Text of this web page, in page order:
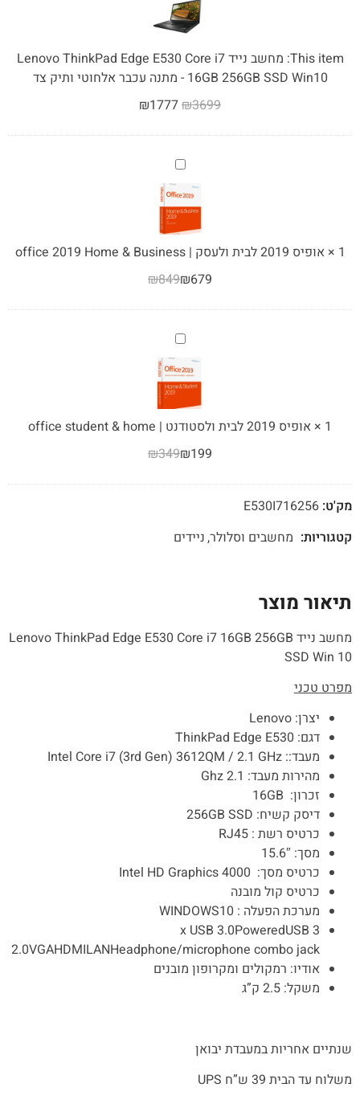
Lenovo
ThinkPad
Edge
E530
Core
i7
SSD
Win10
-
מתנה
אלחוטי
ותיק
This item:
מחשב נייד Lenovo ThinkPad Edge E530 Core i7
16GB 256GB SSD Win10 - מתנה עכבר אלחוטי ותיק צד
₪3699
₪1777
אופיס
2019
לבית
ולעסק
office
2019
Business
1
×אופיס 2019 לבית ולעסק | office 2019 Home & Business
₪679
₪849
אופיס
2019
לבית
ולסטודנט
office
student
1
× אופיס 2019 לבית ולסטודנט | office student & home
₪199
₪349
מק'ט: E530I716256
קטגוריות: מחשבים וסלולר ניידים
תיאור מוצר
מחשב נייד Lenovo ThinkPad Edge E530 Core i7 16GB 256GB
SSD Win 10
מפרט טכני
יצרן: Lenovo
דגם: ThinkPad Edge E530
מעבד:: Intel Core i7 (3rd Gen) 3612QM / 2.1 GHz
מהירות מעבד: 2.1 Ghz
זכרון: 16GB
דיסק קשיח: 256GB SSD
כרטיס רשת : RJ45
מסך: 15.6″
כרטיס מסך: Intel HD Graphics 4000
כרטיס קול מובנה
מערכת הפעלה : WINDOWS10
3 x USB 3.0PoweredUSB
2.0VGAHDMILANHeadphone/microphone combo jack
אודיו: רמקולים ומקרופון מובנים
משקל: 2.5 ק”ג
שנתיים אחריות במעבדת יבואן
משלוח עד הבית 39 ש”ח UPS